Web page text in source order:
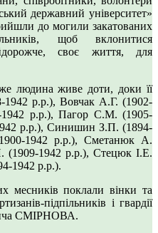
державний університет»
до могили закатованих
щоб вклонитися
своє життя, для
людина живе доти, доки її
1942 р.р.), Вовчак А.Г. (1902-
р.р.), Пагор С.М. (1905-
р.р.), Синишин З.П. (1894-
1942 р.р.), Сметанюк А.
(1909-1942 р.р.), Стецюк І.Е.
1942 р.р.).
месників поклали вінки та
підпільників і гвардії
СМІРНОВА.